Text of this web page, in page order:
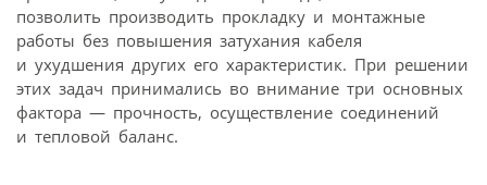
позволить производить прокладку и монтажные
работы без повышения затухания кабеля
и ухудшения других его характеристик. При решении
этих задач принимались во внимание три основных
фактора — прочность, осуществление соединений
и тепловой баланс.